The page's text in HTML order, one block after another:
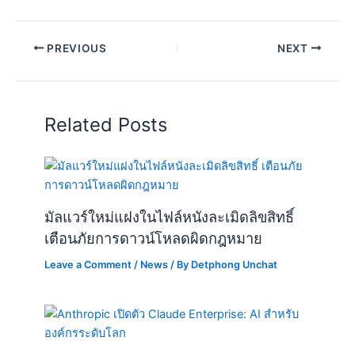
PREVIOUS NEXT
Related Posts
มัลแวร์ใหม่แฝงในไฟล์หนังละเมิดลิขสิทธิ์
เตือนภัยการดาวน์โหลดผิดกฎหมาย
Leave a Comment / News / By Detphong Unchat